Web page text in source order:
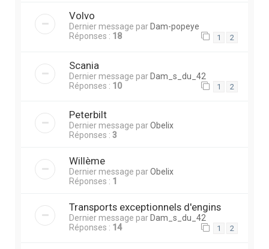
Volvo
Dernier message par Dam-popeye
Réponses : 18 1 2
Scania
Dernier message parDam_s_du_42
Réponses : 10 1 2
Peterbilt
Dernier message parObelix
Réponses : 3
Willème
Dernier message parObelix
Réponses : 1
Transports exceptionnels d'engins
Dernier message par Dam_s_du_42
Réponses : 14 1 2